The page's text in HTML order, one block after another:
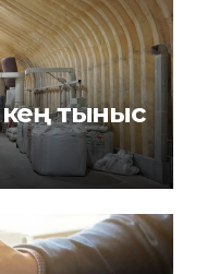
Кәсіпорындарға – кең тыныс